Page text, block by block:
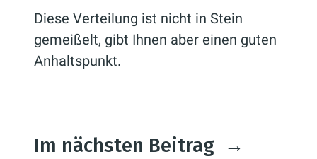
Diese Verteilung ist nicht in Stein
gemeißelt, gibt Ihnen aber einen guten
Anhaltspunkt.
Im nächsten Beitrag →